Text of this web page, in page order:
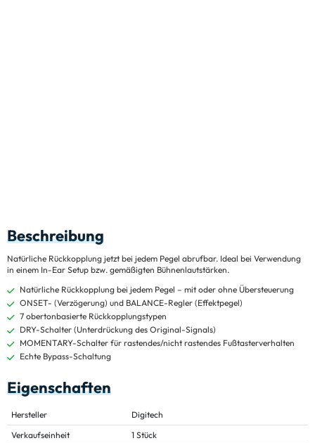
Beschreibung
Natürliche Rückkopplung jetzt bei jedem Pegel abrufbar. Ideal bei Verwendung
in einem In-Ear Setup bzw. gemäßigten Bühnenlautstärken.
Natürliche Rückkopplung bei jedem Pegel – mit oder ohne Übersteuerung
ONSET- (Verzögerung) und BALANCE-Regler (Effektpegel)
7 obertonbasierte Rückkopplungstypen
DRY-Schalter (Unterdrückung des Original-Signals)
MOMENTARY-Schalter für rastendes/nicht rastendes Fußtasterverhalten
Echte Bypass-Schaltung
Eigenschaften
Hersteller
Digitech
Verkaufseinheit
1 Stück